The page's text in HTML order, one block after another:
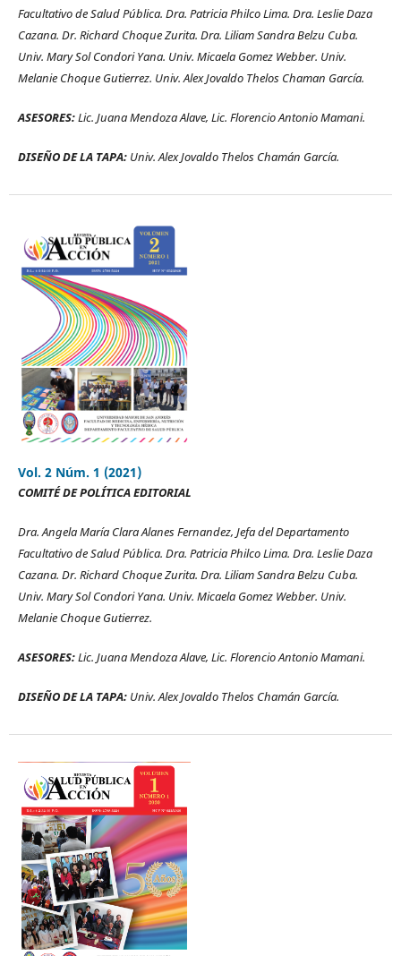
Facultativo de Salud Pública. Dra. Patricia Philco Lima. Dra. Leslie Daza
Cazana. Dr. Richard Choque Zurita. Dra. Liliam Sandra Belzu Cuba.
Univ. Mary Sol Condori Yana. Univ. Micaela Gomez Webber. Univ.
Melanie Choque Gutierrez. Univ. Alex Jovaldo Thelos Chaman García.
ASESORES:Lic. Juana Mendoza Alave, Lic. Florencio Antonio Mamani.
DISEÑO DE LA TAPA:Univ. Alex Jovaldo Thelos Chamán García.
Vol. 2 Núm. 1 (2021)
COMITÉ DE POLÍTICA EDITORIAL
Dra. Angela María Clara Alanes Fernandez, Jefa del Departamento
Facultativo de Salud Pública. Dra. Patricia Philco Lima. Dra. Leslie Daza
Cazana. Dr. Richard Choque Zurita. Dra. Liliam Sandra Belzu Cuba.
Univ. Mary Sol Condori Yana. Univ. Micaela Gomez Webber. Univ.
Melanie Choque Gutierrez.
ASESORES:Lic. Juana Mendoza Alave, Lic. Florencio Antonio Mamani.
DISEÑO DE LA TAPA:Univ. Alex Jovaldo Thelos Chamán García.